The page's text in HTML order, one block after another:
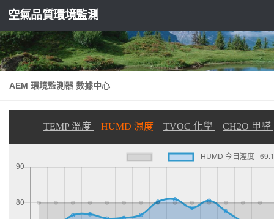
Skip to content
空氣品質環境監測
AEM 環境監測器 數據中心
TEMP 溫度 HUMD 濕度 TVOC 化學 CH2O 甲醛